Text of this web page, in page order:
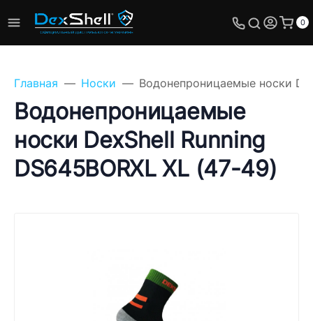
0
Главная Носки Водонепроницаемые носки
Водонепроницаемые
носки DexShell Running
DS645BORXL XL (47-49)
Задайте свой вопрос,
мы обязательно